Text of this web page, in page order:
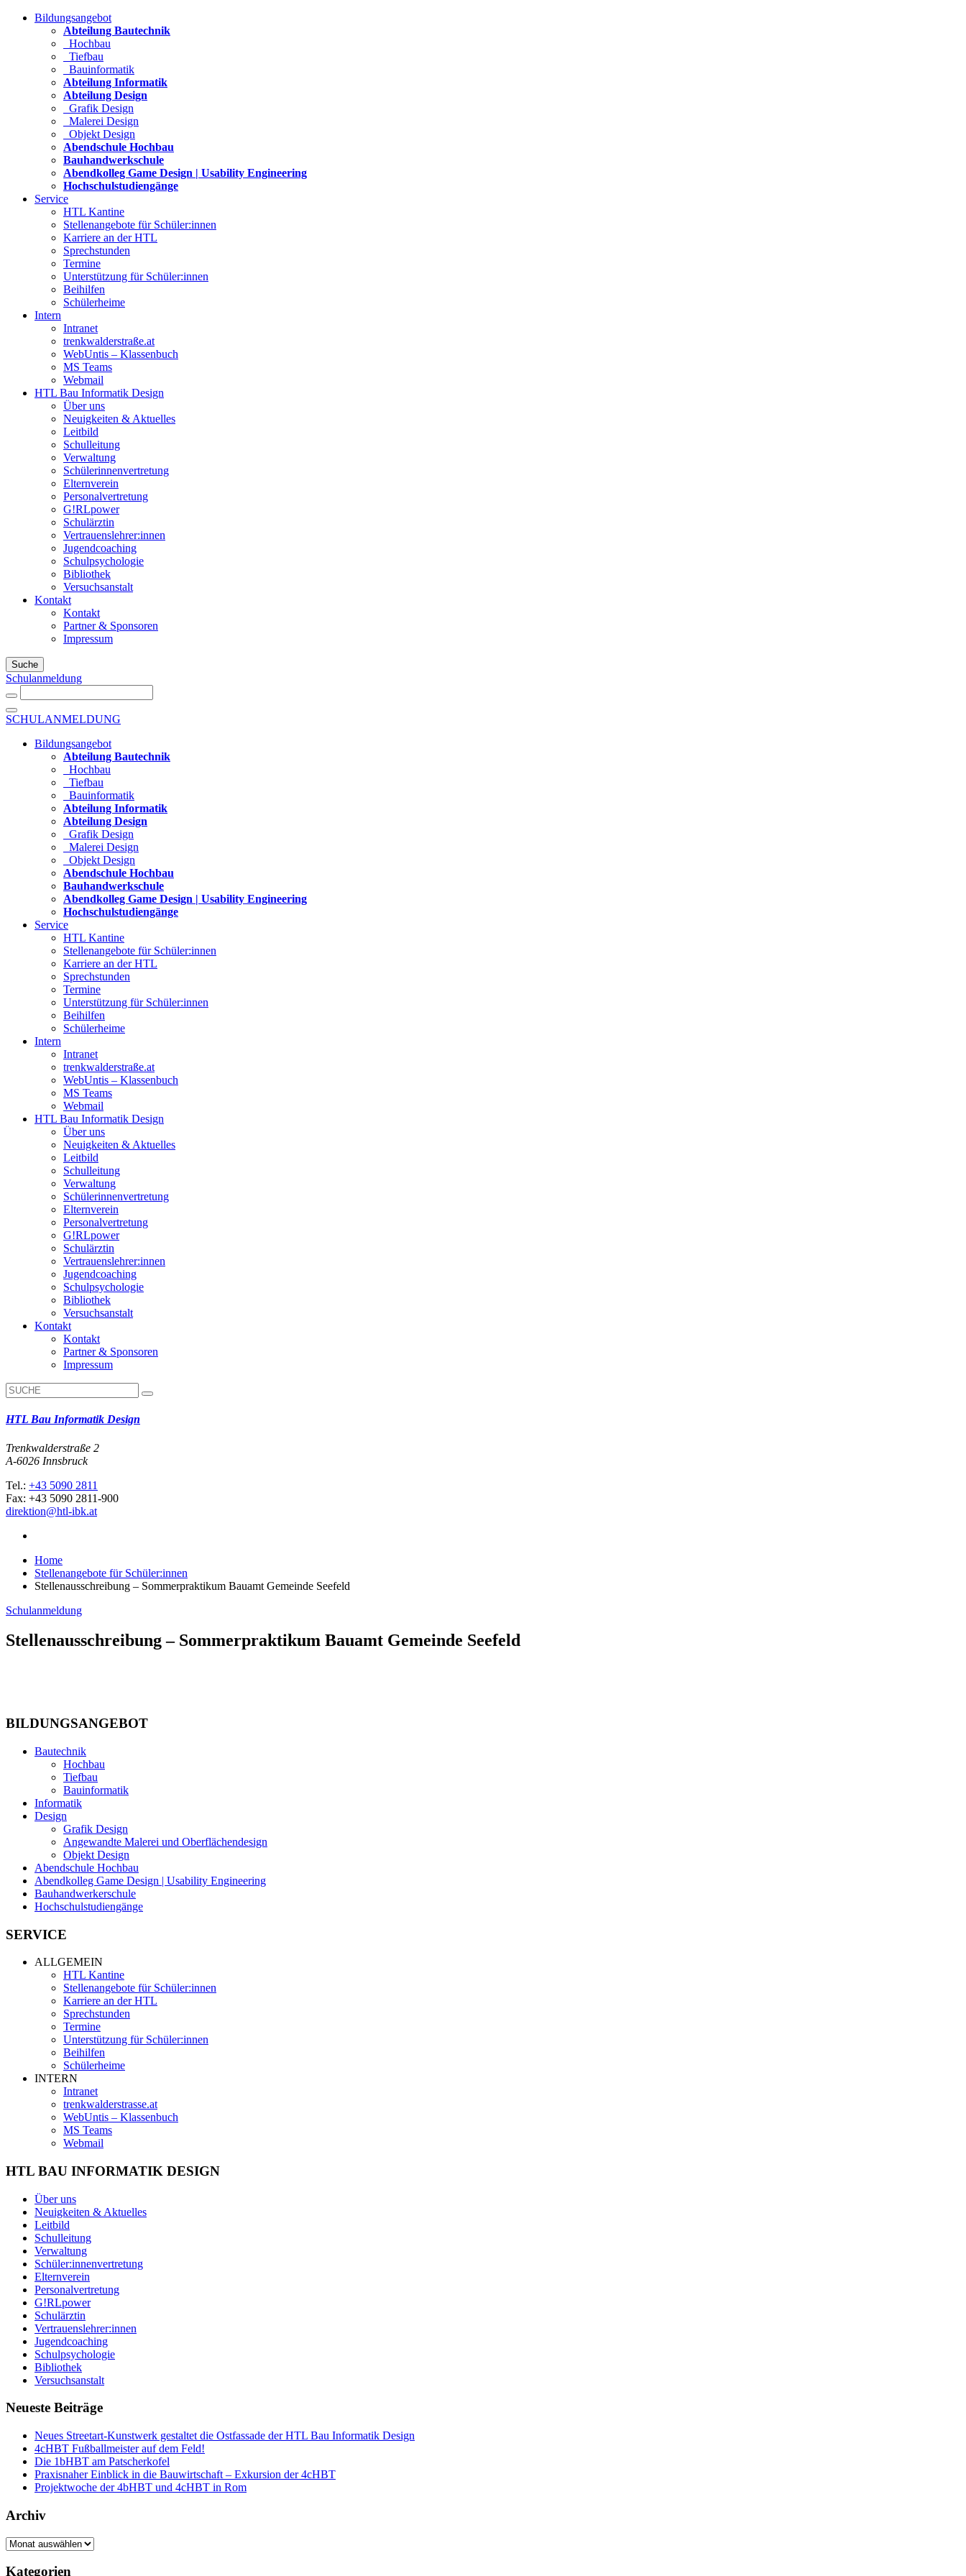
Bildungsangebot
Abteilung Bautechnik
Hochbau
Tiefbau
Bauinformatik
Abteilung Informatik
Abteilung Design
Grafik Design
Malerei Design
Objekt Design
Abendschule Hochbau
Bauhandwerkschule
Abendkolleg Game Design | Usability Engineering
Hochschulstudiengänge
Service
HTL Kantine
Stellenangebote für Schüler:innen
Karriere an der HTL
Sprechstunden
Termine
Unterstützung für Schüler:innen
Beihilfen
Schülerheime
Intern
Intranet
trenkwalderstraße.at
WebUntis – Klassenbuch
MS Teams
Webmail
HTL Bau Informatik Design
Über uns
Neuigkeiten & Aktuelles
Leitbild
Schulleitung
Verwaltung
Schülerinnenvertretung
Elternverein
Personalvertretung
G!RLpower
Schulärztin
Vertrauenslehrer:innen
Jugendcoaching
Schulpsychologie
Bibliothek
Versuchsanstalt
Kontakt
Kontakt
Partner & Sponsoren
Impressum
Suche
Schulanmeldung
SCHULANMELDUNG
Bildungsangebot
Abteilung Bautechnik
Hochbau
Tiefbau
Bauinformatik
Abteilung Informatik
Abteilung Design
Grafik Design
Malerei Design
Objekt Design
Abendschule Hochbau
Bauhandwerkschule
Abendkolleg Game Design | Usability Engineering
Hochschulstudiengänge
Service
HTL Kantine
Stellenangebote für Schüler:innen
Karriere an der HTL
Sprechstunden
Termine
Unterstützung für Schüler:innen
Beihilfen
Schülerheime
Intern
Intranet
trenkwalderstraße.at
WebUntis – Klassenbuch
MS Teams
Webmail
HTL Bau Informatik Design
Über uns
Neuigkeiten & Aktuelles
Leitbild
Schulleitung
Verwaltung
Schülerinnenvertretung
Elternverein
Personalvertretung
G!RLpower
Schulärztin
Vertrauenslehrer:innen
Jugendcoaching
Schulpsychologie
Bibliothek
Versuchsanstalt
Kontakt
Kontakt
Partner & Sponsoren
Impressum
HTL Bau Informatik Design
Trenkwalderstraße 2
A-6026 Innsbruck
Tel.: +43 5090 2811
Fax: +43 5090 2811-900
direktion@htl-ibk.at
Home
Stellenangebote für Schüler:innen
Stellenausschreibung – Sommerpraktikum Bauamt Gemeinde Seefeld
Schulanmeldung
Stellenausschreibung – Sommerpraktikum Bauamt Gemeinde Seefeld
BILDUNGSANGEBOT
Bautechnik
Hochbau
Tiefbau
Bauinformatik
Informatik
Design
Grafik Design
Angewandte Malerei und Oberflächendesign
Objekt Design
Abendschule Hochbau
Abendkolleg Game Design | Usability Engineering
Bauhandwerkerschule
Hochschulstudiengänge
SERVICE
ALLGEMEIN
HTL Kantine
Stellenangebote für Schüler:innen
Karriere an der HTL
Sprechstunden
Termine
Unterstützung für Schüler:innen
Beihilfen
Schülerheime
INTERN
Intranet
trenkwalderstrasse.at
WebUntis – Klassenbuch
MS Teams
Webmail
HTL BAU INFORMATIK DESIGN
Über uns
Neuigkeiten & Aktuelles
Leitbild
Schulleitung
Verwaltung
Schüler:innenvertretung
Elternverein
Personalvertretung
G!RLpower
Schulärztin
Vertrauenslehrer:innen
Jugendcoaching
Schulpsychologie
Bibliothek
Versuchsanstalt
Neueste Beiträge
Neues Streetart-Kunstwerk gestaltet die Ostfassade der HTL Bau Informatik Design
4cHBT Fußballmeister auf dem Feld!
Die 1bHBT am Patscherkofel
Praxisnaher Einblick in die Bauwirtschaft – Exkursion der 4cHBT
Projektwoche der 4bHBT und 4cHBT in Rom
Archiv
Archiv
Kategorien